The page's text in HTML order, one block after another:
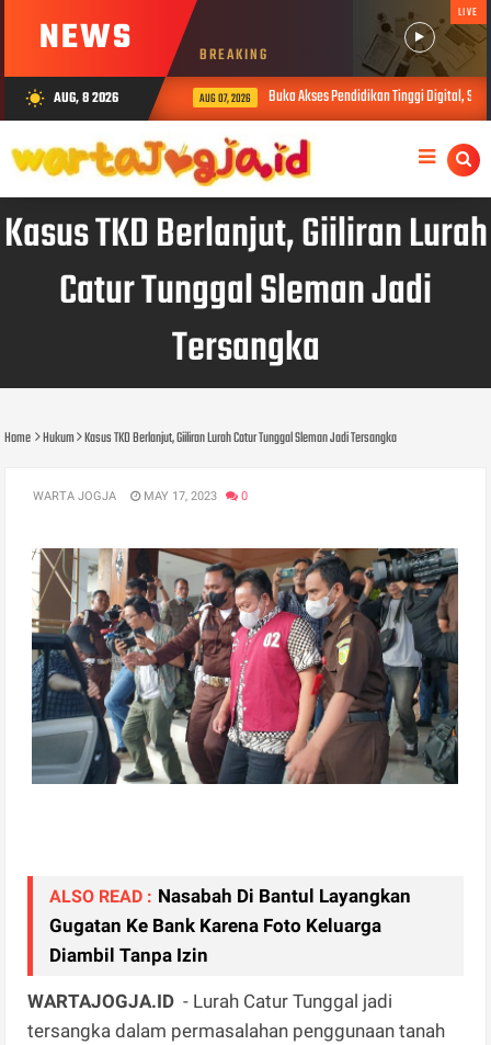
NEWS BREAKING
LIVE
wb_sunny AUG, 8 2026 AUG 07, 2026 Buka Akses Pendidikan Tinggi Digital,
Kasus TKD Berlanjut, Giiliran Lurah
Catur Tunggal Sleman Jadi
Tersangka
Home Hukum Kasus TKD Berlanjut, Giiliran Lurah Catur Tunggal Sleman Jadi Tersangka
WARTA JOGJA MAY 17, 2023 0
ALSO READ : Nasabah Di Bantul Layangkan
Gugatan Ke Bank Karena Foto Keluarga
Diambil Tanpa Izin
WARTAJOGJA.ID - Lurah Catur Tunggal jadi
tersangka dalam permasalahan penggunaan tanah